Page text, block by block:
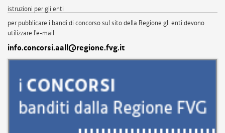
istruzioni per gli enti
per pubblicare i bandi di concorso sul sito della Regione gli enti devono
utilizzare l'e-mail
info.concorsi.aall@regione.fvg.it